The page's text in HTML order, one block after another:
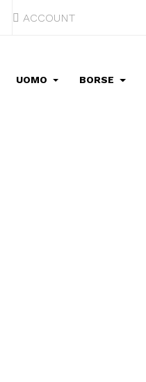
ACCOUNT
UOMO BORSE